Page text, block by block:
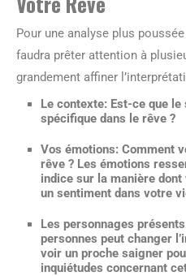
Pour une analyse plus
faudra prêter attention à
grandement affiner
Le contexte: Est-ce que
spécifique dans le rêve ?
Vos émotions: Comment
rêve ? Les émotions
indice sur la manière
un sentiment dans votre
Les personnages présents
personnes peut changer
voir un proche saigner
inquiétudes concernant